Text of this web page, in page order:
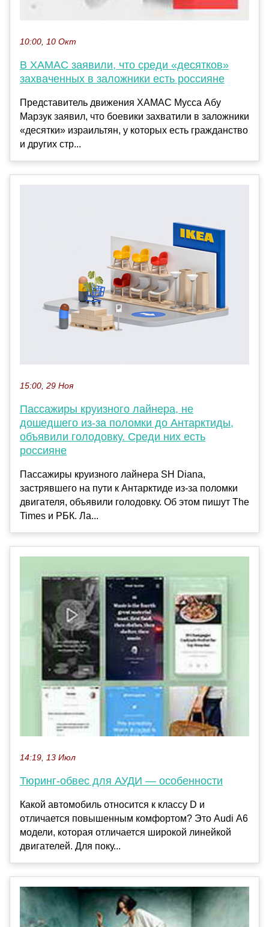
10:00, 10 Окт
В ХАМАС заявили, что среди «десятков»
захваченных в заложники есть россияне
Представитель движения ХАМАС Мусса Абу
Марзук заявил, что боевики захватили в заложники
«десятки» израильтян, у которых есть гражданство
и других стр...
15:00, 29 Ноя
Пассажиры круизного лайнера, не
дошедшего из-за поломки до Антарктиды,
объявили голодовку. Среди них есть
россияне
Пассажиры круизного лайнера SH Diana,
застрявшего на пути к Антарктиде из-за поломки
двигателя, объявили голодовку. Об этом пишут The
Times и РБК. Ла...
14:19, 13 Июл
Тюринг-обвес для АУДИ — особенности
Какой автомобиль относится к классу D и
отличается повышенным комфортом? Это Audi А6
модели, которая отличается широкой линейкой
двигателей. Для поку...